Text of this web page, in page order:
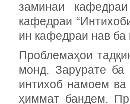
заминаи
кафедраи
ин кафедраи нав
Проблемаҳои
монд. Зарурате ба
интихоб намоем
ҳиммат бандем.